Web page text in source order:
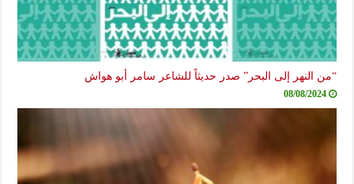
“من النهر إلى البحر” صدر حديثاً للشاعر سامر أبو هواش
08/08/2024